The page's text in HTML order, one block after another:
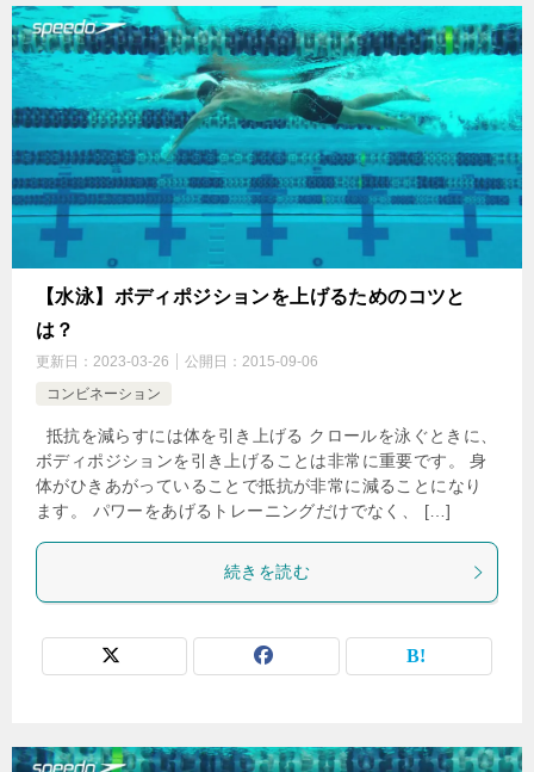
【水泳】ボディポジションを上げるためのコツと
は？
更新日： 2023-03-26 公開日： 2015-09-06
コンビネーション
抵抗を減らすには体を引き上げる クロールを泳ぐときに、
ボディポジションを引き上げることは非常に重要です。 身
体がひきあがっていることで抵抗が非常に減ることになり
ます。 パワーをあげるトレーニングだけでなく、 […]
続きを読む